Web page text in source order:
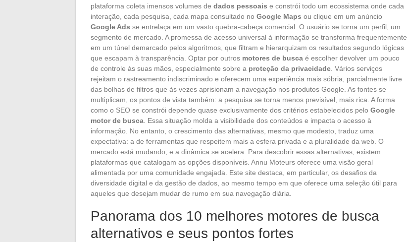
plataforma coleta imensos volumes de dados pessoais e constrói todo um ecossistema onde cada
interação, cada pesquisa, cada mapa consultado no Google Maps ou clique em um anúncio
Google Ads se entrelaça em um vasto quebra-cabeça comercial. O usuário se torna um perfil, um
segmento de mercado. A promessa de acesso universal à informação se transforma frequentemente
em um túnel demarcado pelos algoritmos, que filtram e hierarquizam os resultados segundo lógicas
que escapam à transparência. Optar por outros motores de busca é escolher devolver um pouco
de controle às suas mãos, especialmente sobre a proteção da privacidade . Vários serviços
rejeitam o rastreamento indiscriminado e oferecem uma experiência mais sóbria, parcialmente livre
das bolhas de filtros que às vezes aprisionam a navegação nos produtos Google. As fontes se
multiplicam, os pontos de vista também: a pesquisa se torna menos previsível, mais rica. A forma
como o SEO se constrói depende quase exclusivamente dos critérios estabelecidos pelo Google
motor de busca . Essa situação molda a visibilidade dos conteúdos e impacta o acesso à
informação. No entanto, o crescimento das alternativas, mesmo que modesto, traduz uma
expectativa: a de ferramentas que respeitem mais a esfera privada e a pluralidade da web. O
mercado está mudando, e a dinâmica se acelera. Para descobrir essas alternativas, existem
plataformas que catalogam as opções disponíveis. Annu Moteurs oferece uma visão geral
alimentada por uma comunidade engajada. Este site destaca, em particular, os desafios da
diversidade digital e da gestão de dados, ao mesmo tempo em que oferece uma seleção útil para
aqueles que desejam mudar de rumo em sua navegação diária.
Panorama dos 10 melhores motores de busca
alternativos e seus pontos fortes